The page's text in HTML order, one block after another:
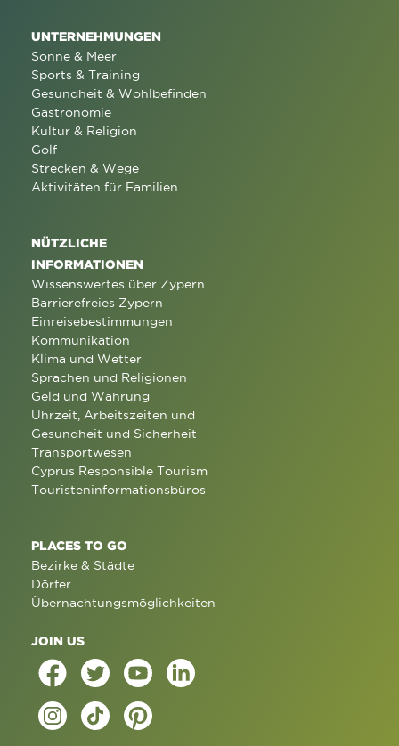
UNTERNEHMUNGEN
Sonne & Meer
Sports & Training
Gesundheit & Wohlbefinden
Gastronomie
Kultur & Religion
Golf
Strecken & Wege
Aktivitäten für Familien
NÜTZLICHE
INFORMATIONEN
Wissenswertes über Zypern
Barrierefreies Zypern
Einreisebestimmungen
Kommunikation
Klima und Wetter
Sprachen und Religionen
Geld und Währung
Uhrzeit, Arbeitszeiten und
Gesundheit und Sicherheit
Transportwesen
Cyprus Responsible Tourism
Touristeninformationsbüros
PLACES TO GO
Bezirke & Städte
Dörfer
Übernachtungsmöglichkeiten
JOIN US